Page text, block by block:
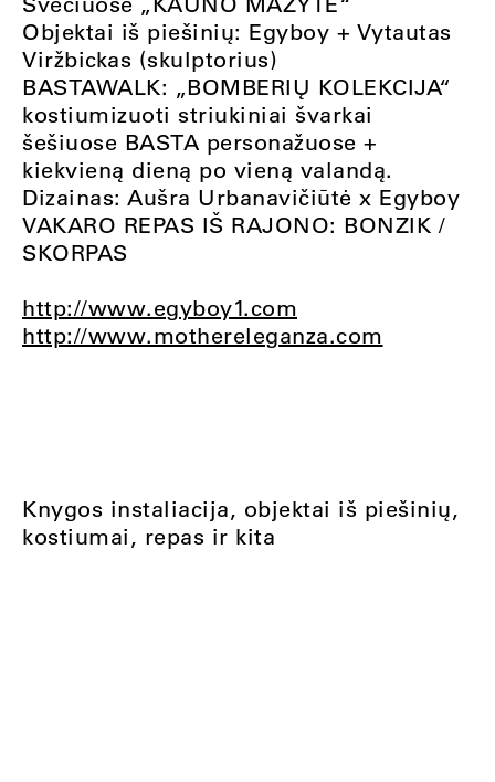
Objektai iš piešinių: Egyboy + Vytautas
Viržbickas (skulptorius)
BASTAWALK: „BOMBERIŲ KOLEKCIJA“
kostiumizuoti striukiniai švarkai
šešiuose BASTA personažuose +
kiekvieną dieną po vieną valandą.
Dizainas: Aušra Urbanavičiūtė x Egyboy
VAKARO REPAS IŠ RAJONO: BONZIK /
SKORPAS
http://www.egyboy1.com
http://www.mothereleganza.com
Knygos instaliacija, objektai iš piešinių,
kostiumai, repas ir kita